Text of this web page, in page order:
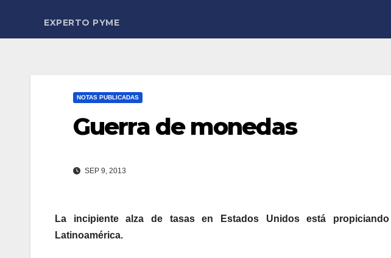
EXPERTO PYME
NOTAS PUBLICADAS
Guerra de monedas
SEP 9, 2013
La incipiente alza de tasas en Estados Unidos está
Latinoamérica.